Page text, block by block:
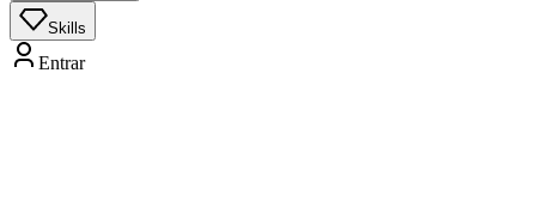
Skills
Entrar